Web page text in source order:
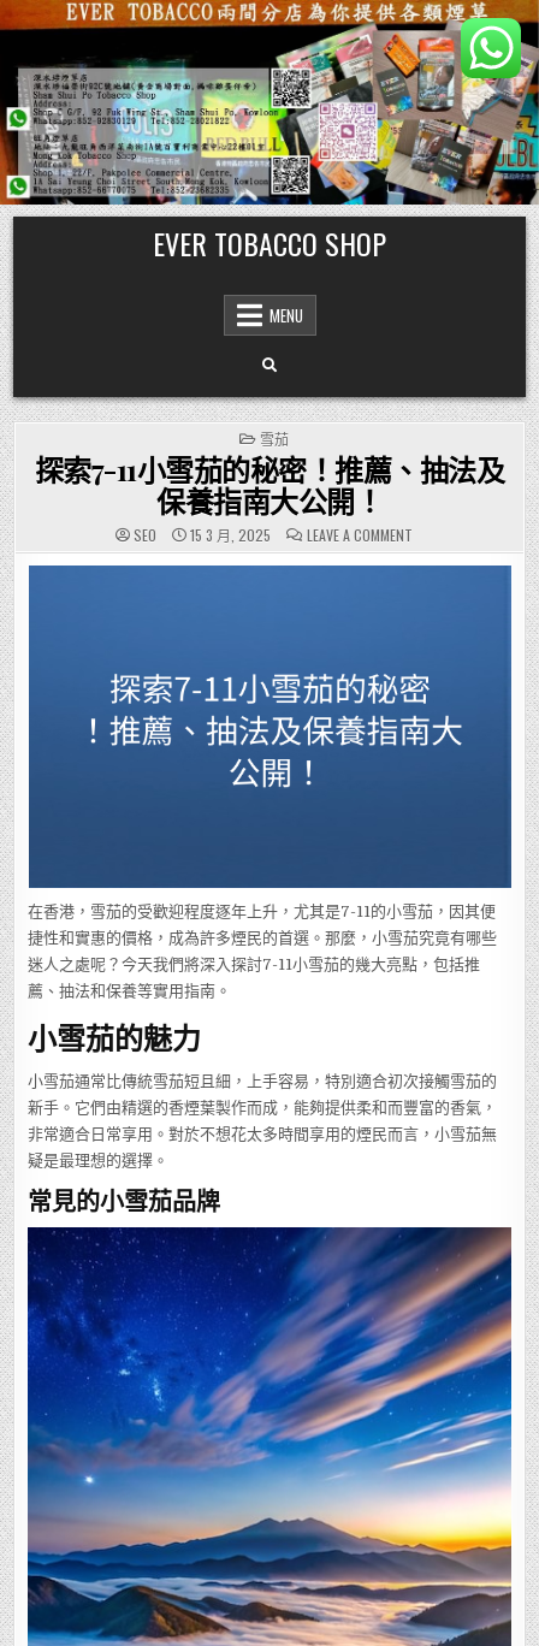
Skip
to
content
EVER TOBACCO SHOP
MENU
POSTED
IN
雪茄
探索7-11小雪茄的秘密！推薦、抽法及
保養指南大公開！
SEO 15 3 月, 2025 LEAVE A COMMENTON
探
索
密！
推
薦、
抽
法
及
在香港，雪茄的受歡迎程度逐年上升，尤其是7-11的小雪茄，因其便
捷性和實惠的價格，成為許多煙民的首選。那麼，小雪茄究竟有哪些
迷人之處呢？今天我們將深入探討7-11小雪茄的幾大亮點，包括推
薦、抽法和保養等實用指南。
小雪茄的魅力
小雪茄通常比傳統雪茄短且細，上手容易，特別適合初次接觸雪茄的
新手。它們由精選的香煙葉製作而成，能夠提供柔和而豐富的香氣，
非常適合日常享用。對於不想花太多時間享用的煙民而言，小雪茄無
疑是最理想的選擇。
常見的小雪茄品牌